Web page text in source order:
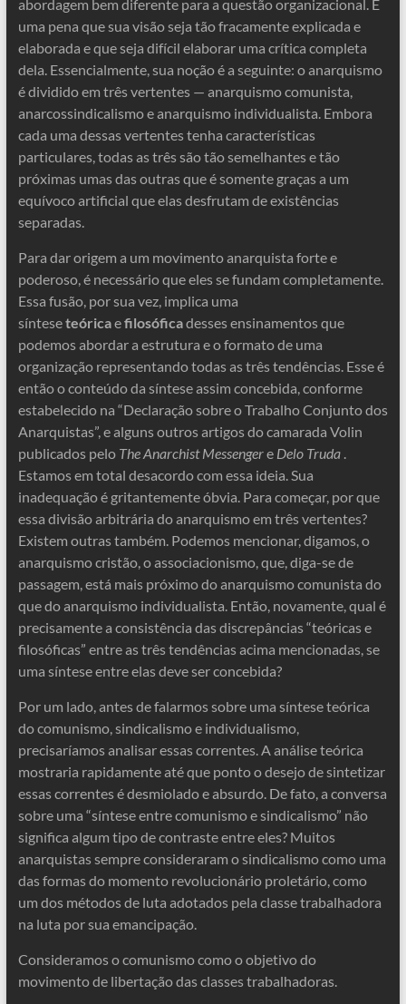
abordagem bem diferente para a questão organizacional. É
uma pena que sua visão seja tão fracamente explicada e
elaborada e que seja difícil elaborar uma crítica completa
dela. Essencialmente, sua noção é a seguinte: o anarquismo
é dividido em três vertentes — anarquismo comunista,
anarcossindicalismo e anarquismo individualista. Embora
cada uma dessas vertentes tenha características
particulares, todas as três são tão semelhantes e tão
próximas umas das outras que é somente graças a um
equívoco artificial que elas desfrutam de existências
separadas.
Para dar origem a um movimento anarquista forte e
poderoso, é necessário que eles se fundam completamente.
Essa fusão, por sua vez, implica uma
sínteseteóricaefilosóficadesses ensinamentos que
podemos abordar a estrutura e o formato de uma
organização representando todas as três tendências. Esse é
então o conteúdo da síntese assim concebida, conforme
estabelecido na “Declaração sobre o Trabalho Conjunto dos
Anarquistas”, e alguns outros artigos do camarada Volin
publicados pelo The Anarchist Messengere Delo Truda.
Estamos em total desacordo com essa ideia. Sua
inadequação é gritantemente óbvia. Para começar, por que
essa divisão arbitrária do anarquismo em três vertentes?
Existem outras também. Podemos mencionar, digamos, o
anarquismo cristão, o associacionismo, que, diga-se de
passagem, está mais próximo do anarquismo comunista do
que do anarquismo individualista. Então, novamente, qual é
precisamente a consistência das discrepâncias “teóricas e
filosóficas” entre as três tendências acima mencionadas, se
uma síntese entre elas deve ser concebida?
Por um lado, antes de falarmos sobre uma síntese teórica
do comunismo, sindicalismo e individualismo,
precisaríamos analisar essas correntes. A análise teórica
mostraria rapidamente até que ponto o desejo de sintetizar
essas correntes é desmiolado e absurdo. De fato, a conversa
sobre uma “síntese entre comunismo e sindicalismo” não
significa algum tipo de contraste entre eles? Muitos
anarquistas sempre consideraram o sindicalismo como uma
das formas do momento revolucionário proletário, como
um dos métodos de luta adotados pela classe trabalhadora
na luta por sua emancipação.
Consideramos o comunismo como o objetivo do
movimento de libertação das classes trabalhadoras.